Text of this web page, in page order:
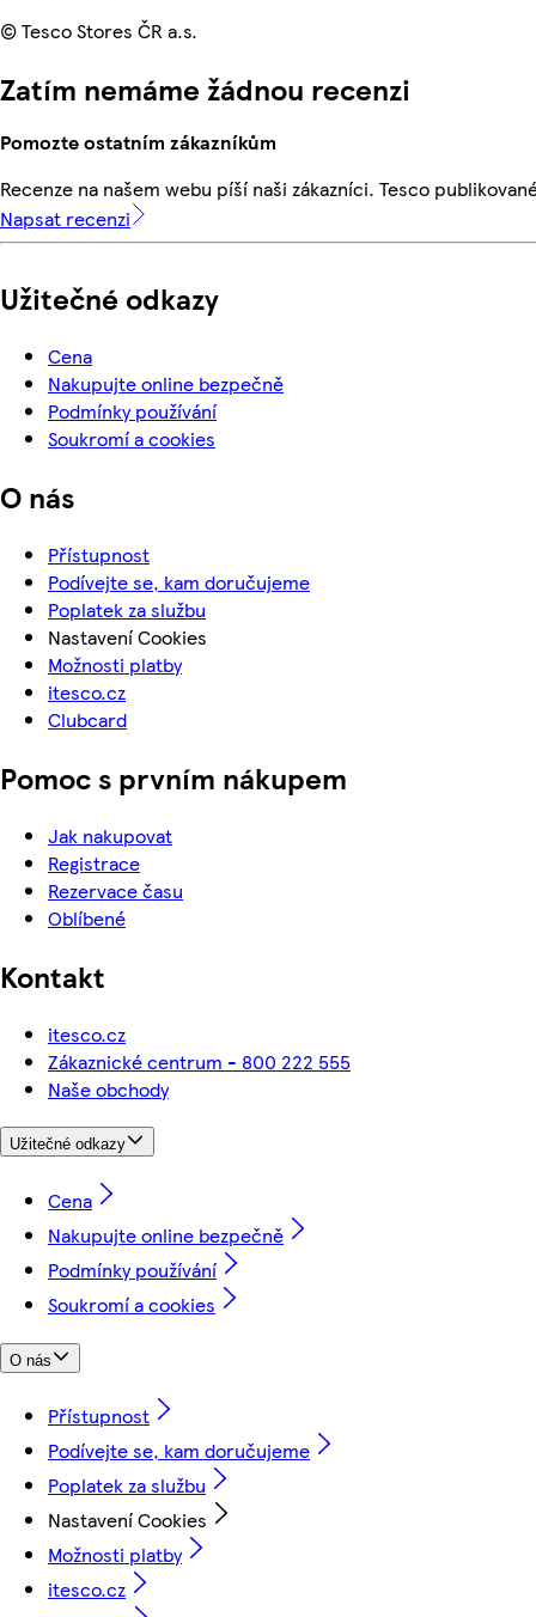
© Tesco Stores ČR a.s.
Zatím nemáme žádnou recenzi
Pomozte ostatním zákazníkům
Recenze na našem webu píší naši zákazníci. Tesco
Napsat recenzi
Užitečné odkazy
Cena
Nakupujte online bezpečně
Podmínky používání
Soukromí a cookies
O nás
Přístupnost
Podívejte se, kam doručujeme
Poplatek za službu
Nastavení Cookies
Možnosti platby
itesco.cz
Clubcard
Pomoc s prvním nákupem
Jak nakupovat
Registrace
Rezervace času
Oblíbené
Kontakt
itesco.cz
Zákaznické centrum - 800 222 555
Naše obchody
Užitečné odkazy
Cena
Nakupujte online bezpečně
Podmínky používání
Soukromí a cookies
O nás
Přístupnost
Podívejte se, kam doručujeme
Poplatek za službu
Nastavení Cookies
Možnosti platby
itesco.cz